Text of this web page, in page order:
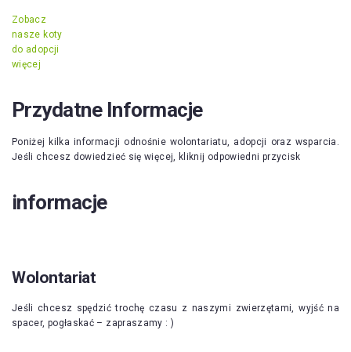
Zobacz
nasze koty
do adopcji
więcej
Przydatne Informacje
Poniżej kilka informacji odnośnie wolontariatu, adopcji oraz wsparcia.
Jeśli chcesz dowiedzieć się więcej, kliknij odpowiedni przycisk
informacje
Wolontariat
Jeśli chcesz spędzić trochę czasu z naszymi zwierzętami, wyjść na
spacer, pogłaskać – zapraszamy : )